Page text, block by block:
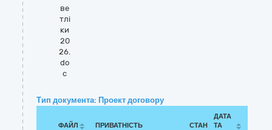
ве
тлі
ки
20
26.
do
c
Тип документа: Проект договору
ФАЙЛ ПРИВАТНІСТЬ СТАН
ДАТА
ТА